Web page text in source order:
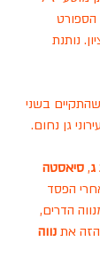
הספורט
נותנת
2 משחקים היו לנו במחזור ה-13 שהתקיים בשני
ג, סיאסטה
הפסד
הדרים,
הזה את נווה